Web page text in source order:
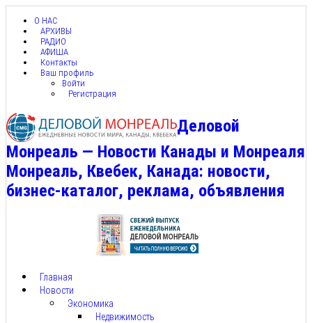
О НАС
АРХИВЫ
РАДИО
АФИША
Контакты
Ваш профиль
Войти
Регистрация
Деловой
Монреаль — Новости Канады и Монреаля
Монреаль, Квебек, Канада: новости,
бизнес-каталог, реклама, объявления
Главная
Новости
Экономика
Недвижимость